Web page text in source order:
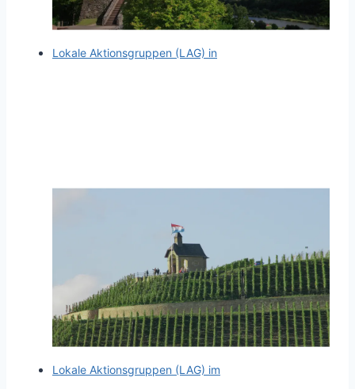
Lokale Aktionsgruppen (LAG) in
Lokale Aktionsgruppen (LAG) im